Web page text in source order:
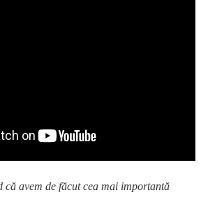
că avem de făcut cea mai importantă